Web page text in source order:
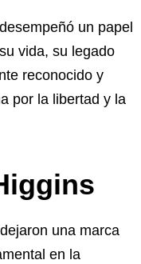
un papel
vida, su legado
reconocido y
por la libertad y la
una marca
en la